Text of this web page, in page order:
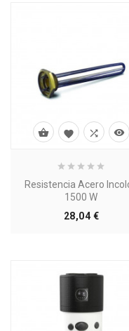
Resistencia Acero
1500 W
28,04 €Precio
   